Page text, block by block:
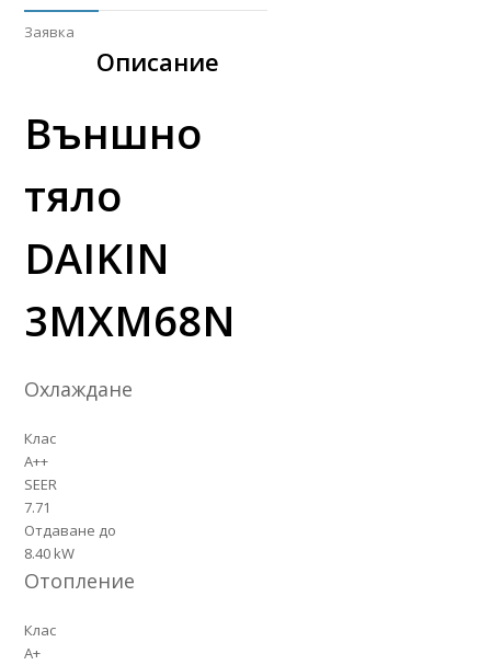
Заявка
Описание
Външно
тяло
DAIKIN
3MXM68N
Охлаждане
Клас
A++
SEER
7.71
Отдаване до
8.40 kW
Отопление
Клас
A+